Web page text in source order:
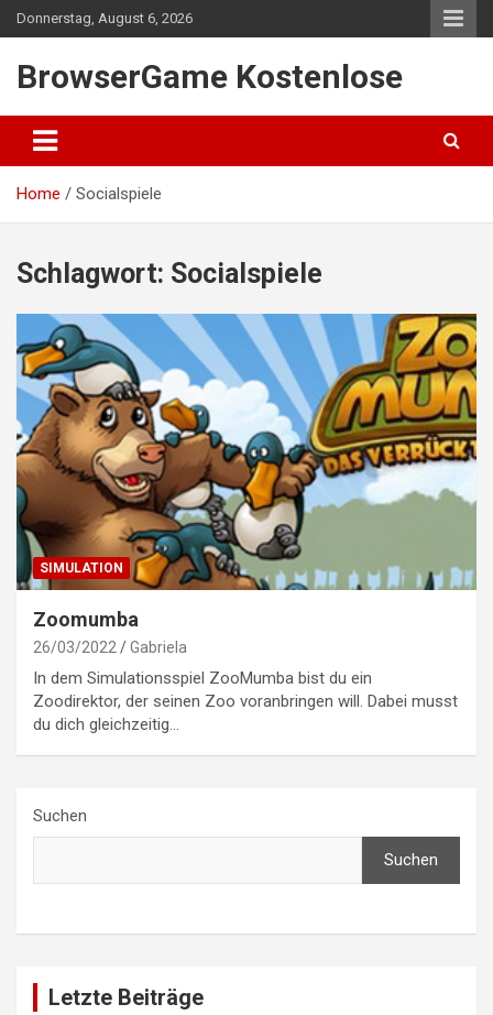
Skip
to
Donnerstag, August 6, 2026
BrowserGame Kostenlose
Home Socialspiele
Schlagwort: Socialspiele
SIMULATION
Zoomumba
26/03/2022 Gabriela
In dem Simulationsspiel ZooMumba bist du ein
Zoodirektor, der seinen Zoo voranbringen will. Dabei musst
du dich gleichzeitig…
Suchen
Suchen
Letzte Beiträge